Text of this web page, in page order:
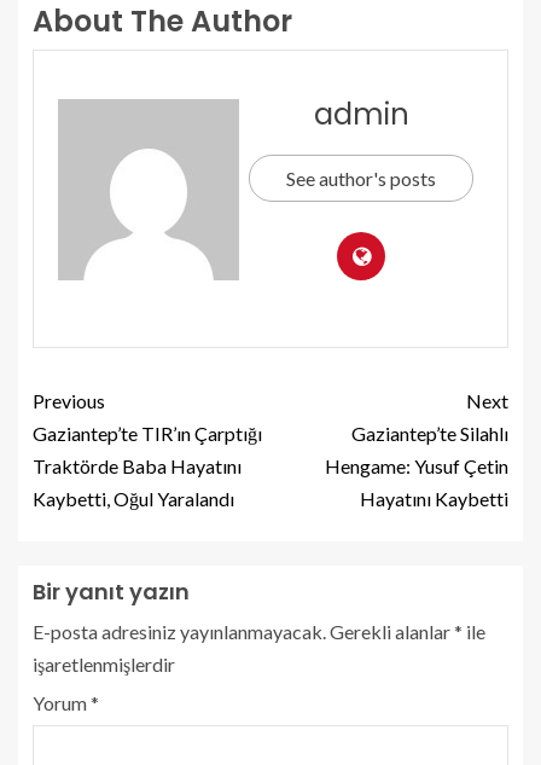
About The Author
admin
See author's posts
Previous
Gaziantep’te TIR’ın Çarptığı
Traktörde Baba Hayatını
Kaybetti, Oğul Yaralandı
Next
Gaziantep’te Silahlı
Hengame: Yusuf Çetin
Hayatını Kaybetti
Bir yanıt yazın
E-posta adresiniz yayınlanmayacak.Gerekli alanlar* ile
işaretlenmişlerdir
Yorum*